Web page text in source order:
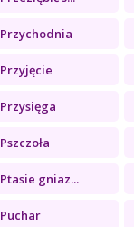
Przychodnia
Przyjęcie
Przysięga
Pszczoła
Ptasie gniaz...
Puchar